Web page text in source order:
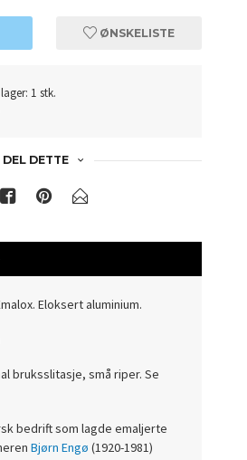
ØNSKELISTE
1 stk.
DEL DETTE
Eloksert aluminium.
bruksslitasje, små riper. Se
bedrift som lagde emaljerte
Bjørn Engø (1920-1981)